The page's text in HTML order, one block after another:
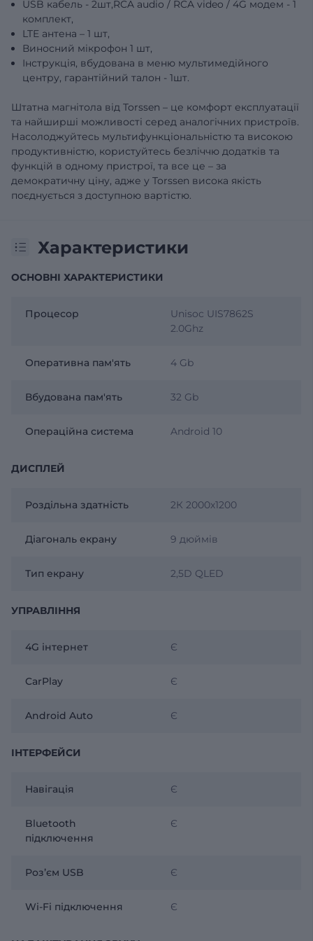
USB кабель - 2шт,RCA audio / RCA video / 4G модем - 1
комплект,
LTE антена – 1 шт,
Виносний мікрофон 1 шт,
Інструкція, вбудована в меню мультимедійного
центру, гарантійний талон - 1шт.
Штатна магнітола від Torssen – це комфорт експлуатації
та найширші можливості серед аналогічних пристроїв.
Насолоджуйтесь мультифункціональністю та високою
продуктивністю, користуйтесь безліччю додатків та
функцій в одному пристрої, та все це – за
демократичну ціну, адже у Torssen висока якість
поєднується з доступною вартістю.
Характеристики
ОСНОВНІ ХАРАКТЕРИСТИКИ
Процесор
Unisoc UIS7862S
2.0Ghz
Оперативна пам'ять 4 Gb
Вбудована пам'ять 32 Gb
Операційна система Android 10
ДИСПЛЕЙ
Роздільна здатність 2К 2000х1200
Діагональ екрану 9 дюймів
Тип екрану 2,5D QLED
УПРАВЛІННЯ
4G інтернет Є
CarPlay Є
Android Auto Є
ІНТЕРФЕЙСИ
Навігація Є
Bluetooth
підключення
Є
Розʼєм USB Є
Wi-Fi підключення Є